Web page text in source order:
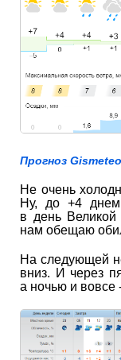
Прогноз Gismeteo
Не очень
Ну, до +4
в день Великой
нам обещаю
На следующей
вниз. И через
а ночью и вовсе